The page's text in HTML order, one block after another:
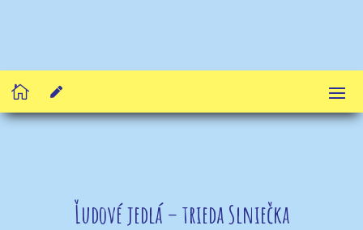
 
Ľudové jedlá – trieda Slniečka